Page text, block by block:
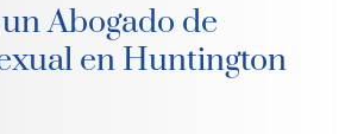
Abogado de
en Huntington